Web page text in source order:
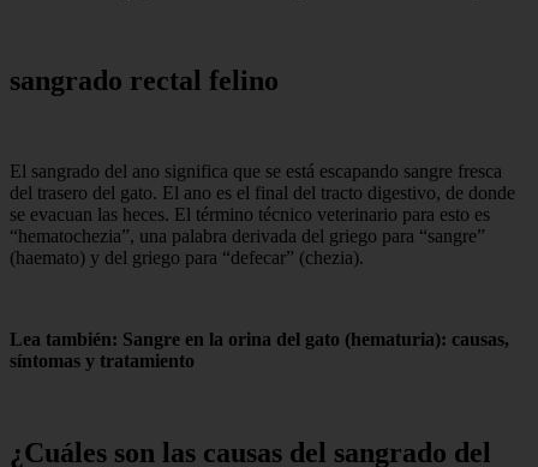
sangrado rectal felino
El sangrado del ano significa que se está escapando sangre fresca
del trasero del gato. El ano es el final del tracto digestivo, de donde
se evacuan las heces. El término técnico veterinario para esto es
“hematochezia”, ​​una palabra derivada del griego para “sangre”
(haemato) y del griego para “defecar” (chezia).
Lea también: Sangre en la orina del gato (hematuria): causas,
síntomas y tratamiento
¿Cuáles son las causas del sangrado del